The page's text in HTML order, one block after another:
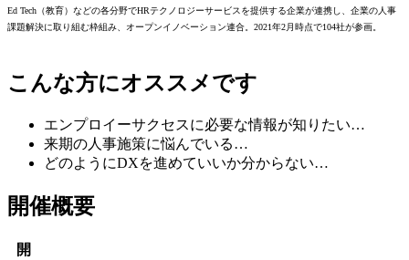
Ed Tech（教育）などの各分野でHRテクノロジーサービスを提供する企業が連携し、企業の人事
課題解決に取り組む枠組み、オープンイノベーション連合。2021年2月時点で104社が参画。
こんな方にオススメです
エンプロイーサクセスに必要な情報が知りたい…
来期の人事施策に悩んでいる…
どのようにDXを進めていいか分からない…
開催概要
開